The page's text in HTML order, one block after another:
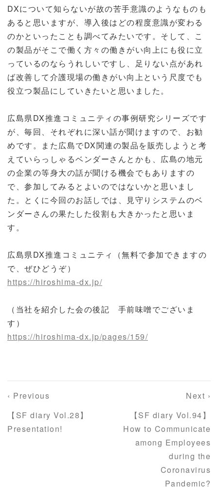
DXについて知らないが故の苦手意識のようなものも
あると思いますが、導入後はどの程度意識が変わる
のかといったことも調べてみたいです。そして、こ
の製品がそこで働く方々の働きがい向上にも役に立
っているのならうれしいですし、足りない点があれ
ば改善して介護現場の働きがい向上という尺度でも
役立つ製品にしていきたいと思いました。
広島県DX推進コミュニティの事例研究シリーズです
が、毎回、それぞれに深い話が聞けますので、お勧
めです。また広島でDX関連の製品を販売しようと考
えていらっしゃるベンダーさんとかも、広島の地元
の企業の等身大の話が聞ける機会でもありますの
で、参加してみるとよいのではないかと思いまし
た。とくに今回のお話しでは、見守りシステムのベ
ンダーさんの果たした役割も大きかったと思いま
す。
広島県DX推進コミュニティ（無料で参加できますの
で、ぜひどうぞ）
https://hiroshima-dx.jp/
（当社を紹介した会の後記 手前味噌でございま
す）
https://hiroshima-dx.jp/pages/159/
‹ Previous
【SF diary Vol.28】
Presentation!
Next ›
【SF diary Vol.94】
How to Communicate
among Employees
during the
Coronavirus
Pandemic?